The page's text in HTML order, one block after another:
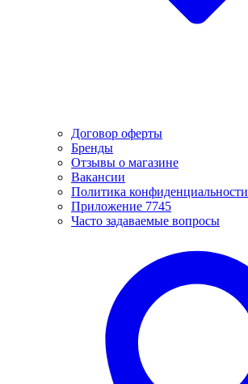
Договор оферты
Бренды
Отзывы о магазине
Вакансии
Политика конфиденциальности
Приложение 7745
Часто задаваемые вопросы